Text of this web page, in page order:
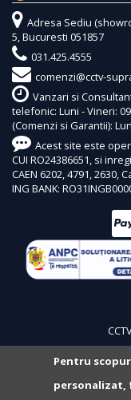
Adresa Sediu
5, Bucuresti 051857
031.425.4555
comenzi@cctv-
Vanzari si
telefonic: Luni - Vineri:
(Comenzi si Garantii):
Acest site este
CUI RO24386651, si
CAEN 6202, 4791, 2630,
ING BANK:
Pentru
personalizat,